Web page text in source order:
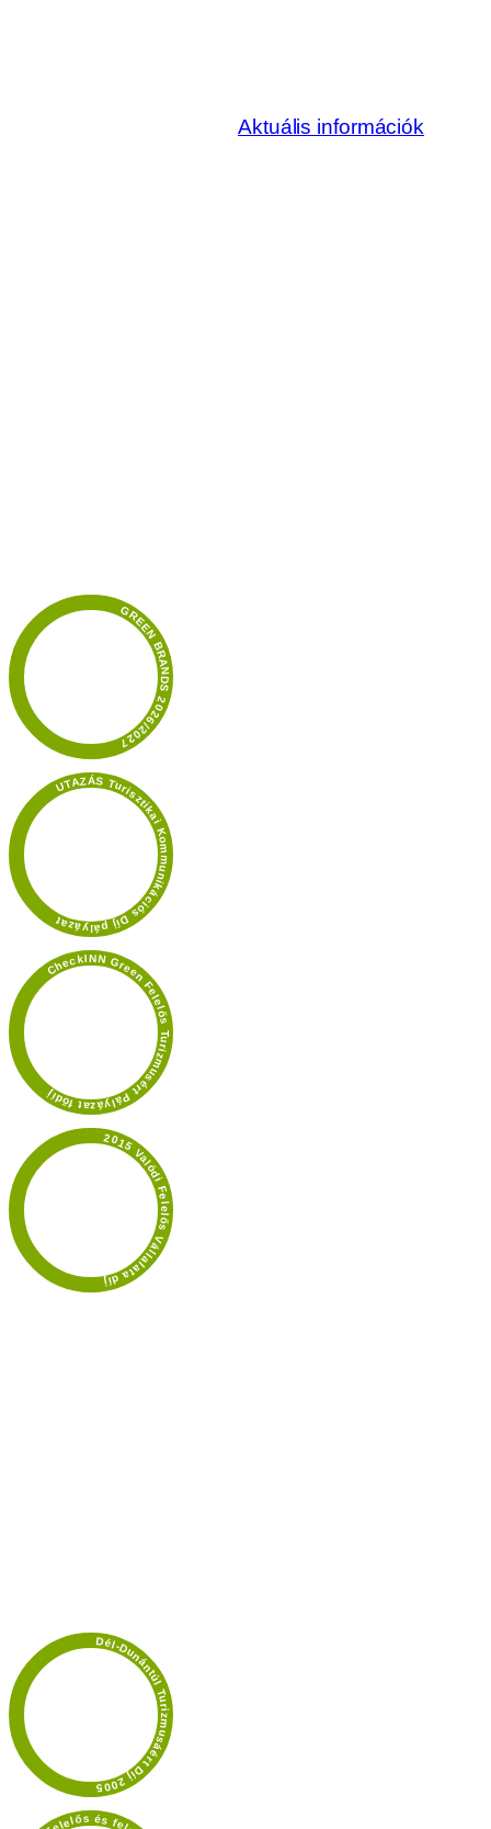
Aktuális információk
GREEN BRANDS 2026/2027
UTAZÁS Turisztikai Kommunikációs Díj pályázat
CheckINN Green Felelős Turizmusért Pályázat fődíj
2015 Valódi Felelős Vállalata díj
Dél-Dunántúl Turizmusáért Díj 2005